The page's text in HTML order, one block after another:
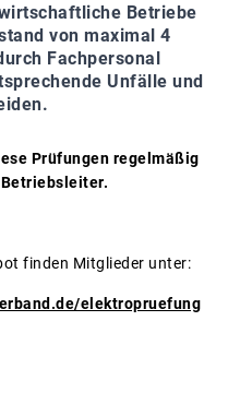
Betriebe
von maximal 4
Fachpersonal
Unfälle und
Prüfungen regelmäßig
finden Mitglieder unter:
elektropruefung